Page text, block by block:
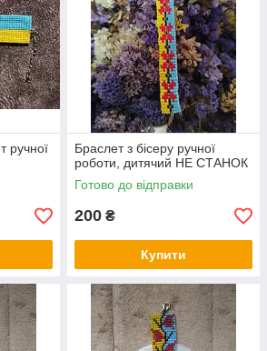
ручної
Браслет з бісеру ручної
роботи, дитячий НЕ СТАНОК
Готово до відправки
200 ₴
Купити